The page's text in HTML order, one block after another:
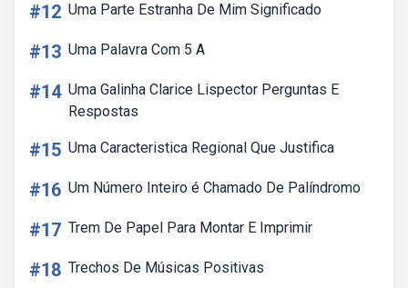
#12 Uma Parte Estranha De Mim Significado
#13 Uma Palavra Com 5 A
#14 Uma Galinha Clarice Lispector Perguntas E
Respostas
#15 Uma Caracteristica Regional Que Justifica
#16 Um Número Inteiro é Chamado De Palíndromo
#17 Trem De Papel Para Montar E Imprimir
#18 Trechos De Músicas Positivas